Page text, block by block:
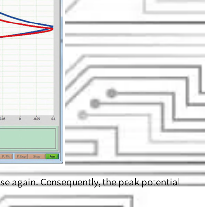
again. Consequently, the peak potential